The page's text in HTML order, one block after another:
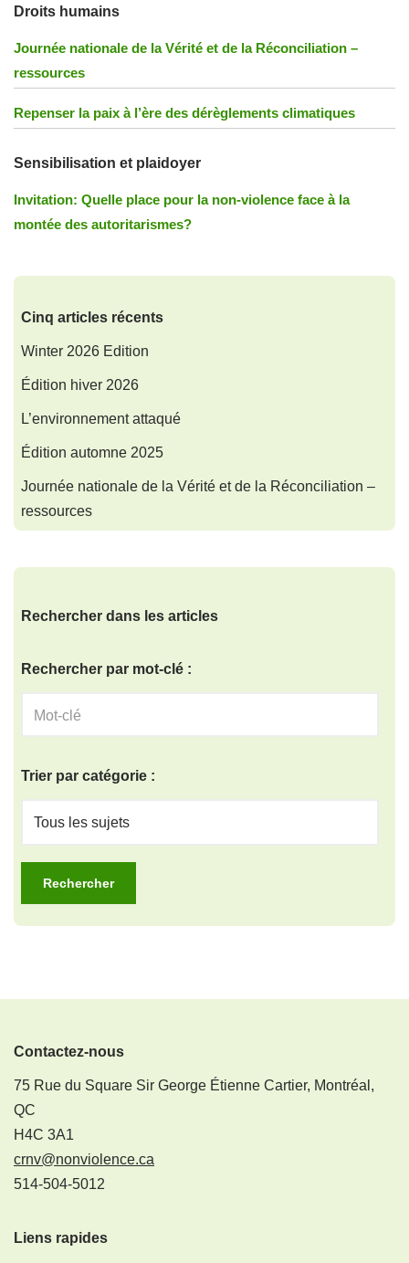
Droits humains
Journée nationale de la Vérité et de la Réconciliation –
ressources
Repenser la paix à l’ère des dérèglements climatiques
Sensibilisation et plaidoyer
Invitation: Quelle place pour la non-violence face à la
montée des autoritarismes?
Cinq articles récents
Winter 2026 Edition
Édition hiver 2026
L’environnement attaqué
Édition automne 2025
Journée nationale de la Vérité et de la Réconciliation –
ressources
Rechercher dans les articles
Rechercher par mot-clé :
Trier par catégorie :
Contactez-nous
75 Rue du Square Sir George Étienne Cartier, Montréal,
QC
H4C 3A1
crnv@nonviolence.ca
514-504-5012
Liens rapides